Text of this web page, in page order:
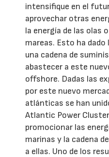
intensifique en el
aprovechar otras
la energía de las olas
mareas. Esto ha dado
una cadena de
abastecer a este
offshore. Dadas las
por este nuevo
atlánticas se han
Atlantic Power
promocionar las
marinas y la cadena
a ellas. Uno de los